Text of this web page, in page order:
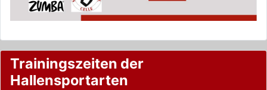
Trainingszeiten der
Hallensportarten